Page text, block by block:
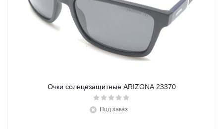
Очки солнцезащитные ARIZONA 23370
Под заказ